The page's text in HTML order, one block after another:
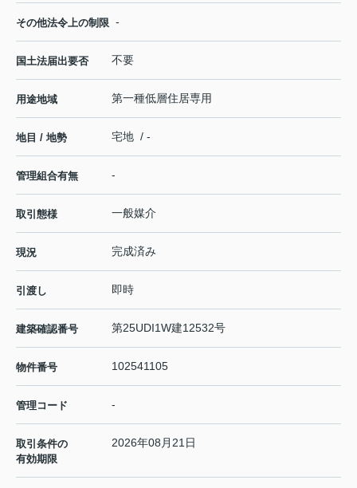
その他法令上の制限 -
国土法届出要否 不要
用途地域 第一種低層住居専用
地目 / 地勢 宅地 / -
管理組合有無 -
取引態様 一般媒介
現況 完成済み
引渡し 即時
建築確認番号 第25UDI1W建12532号
物件番号 102541105
管理コード -
取引条件の
有効期限
2026年08月21日